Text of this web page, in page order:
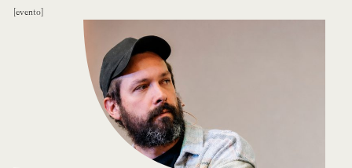
evento